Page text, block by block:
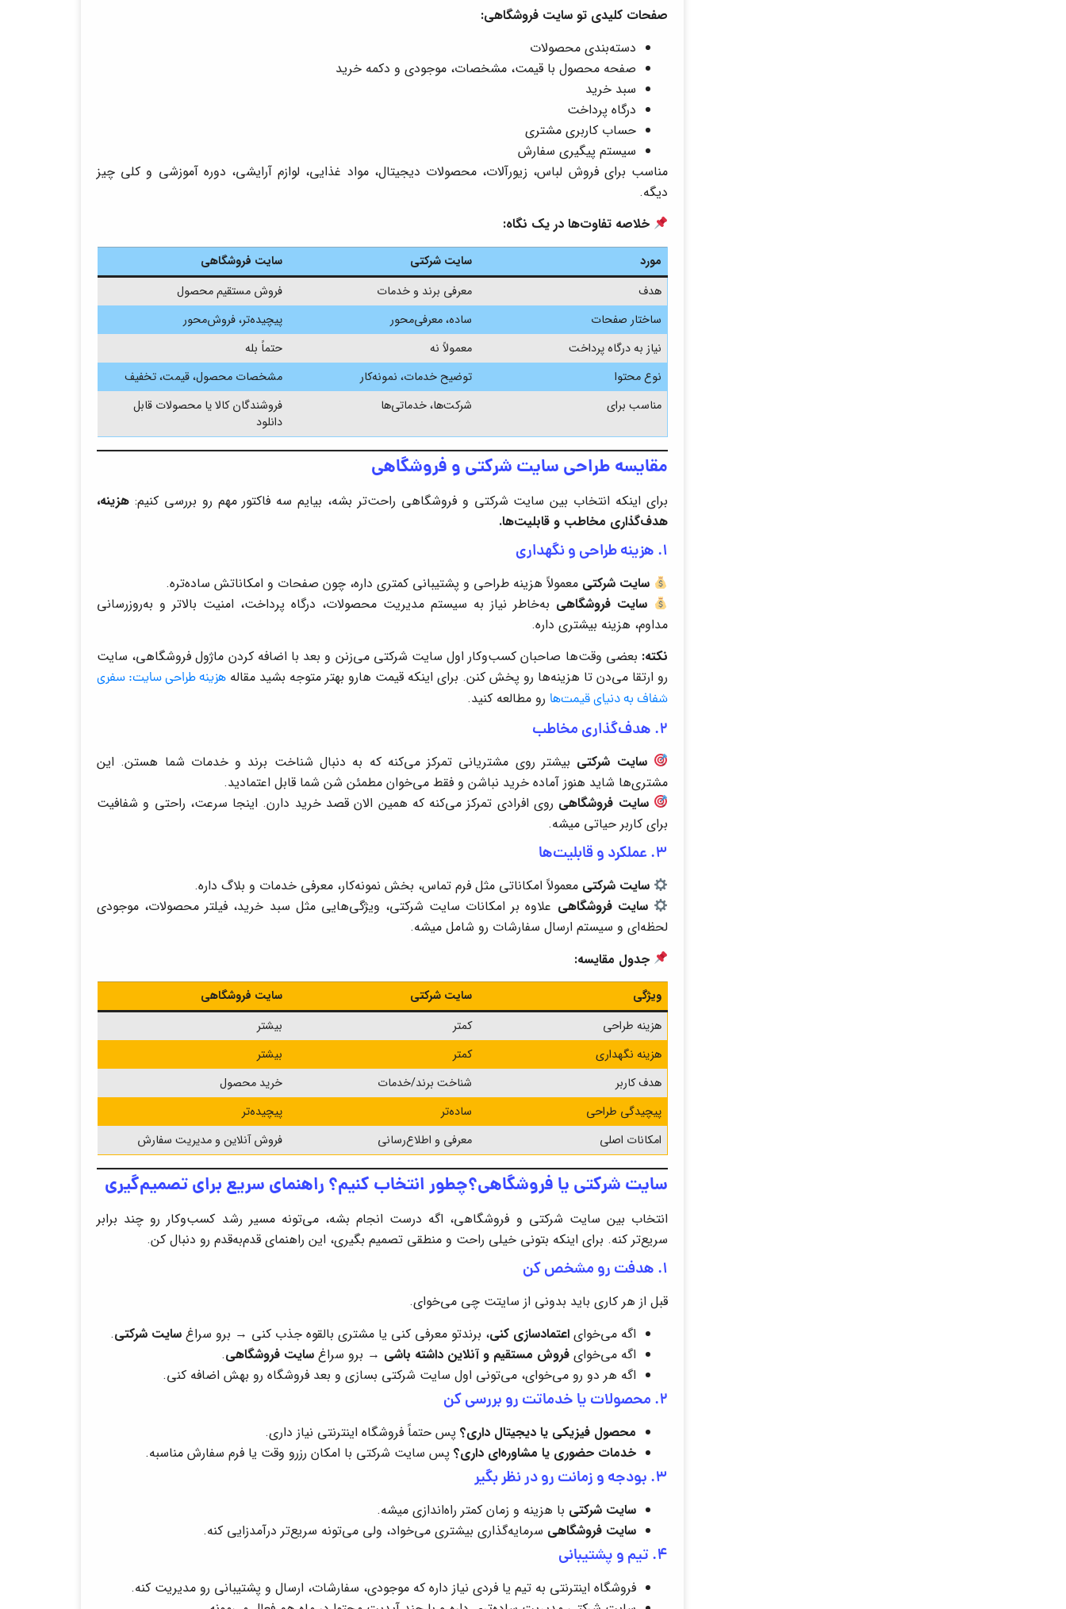
صفحات کلیدی تو سایت فروشگاهی:
دسته‌بندی محصولات
صفحه محصول با قیمت، مشخصات، موجودی و دکمه خرید
سبد خرید
درگاه پرداخت
حساب کاربری مشتری
سیستم پیگیری سفارش
مناسب برای فروش لباس، زیورآلات، محصولات دیجیتال، مواد غذایی، لوازم آرایشی، دوره آموزشی و کلی چیز
دیگه.
خلاصه تفاوت‌ها در یک نگاه:
مورد سایت شرکتی
سایت فروشگاهی
هدف
معرفی برند و خدمات
فروش مستقیم محصول
ساختار صفحات
ساده، معرفی‌محور
پیچیده‌تر، فروش‌محور
نیاز به درگاه پرداخت
معمولاً نه
حتماً بله
نوع محتوا
توضیح خدمات، نمونه‌کار
مشخصات محصول، قیمت، تخفیف
مناسب برای
شرکت‌ها، خدماتی‌ها
فروشندگان کالا یا محصولات قابل
دانلود
مقایسه طراحی سایت شرکتی و فروشگاهی
برای اینکه انتخاب بین سایت شرکتی و فروشگاهی راحت‌تر بشه، بیایم سه فاکتور مهم رو بررسی کنیم: هزینه،
هدف‌گذاری مخاطب و قابلیت‌ها.
۱. هزینه طراحی و نگهداری
سایت شرکتی معمولاً هزینه طراحی و پشتیبانی کمتری داره، چون صفحات و امکاناتش ساده‌تره.
سایت فروشگاهی به‌خاطر نیاز به سیستم مدیریت محصولات، درگاه پرداخت، امنیت بالاتر و به‌روزرسانی
مداوم، هزینه بیشتری داره.
نکته: بعضی وقت‌ها صاحبان کسب‌وکار اول سایت شرکتی می‌زنن و بعد با اضافه کردن ماژول فروشگاهی، سایت
رو ارتقا می‌دن تا هزینه‌ها رو پخش کنن. برای اینکه قیمت هارو بهتر متوجه بشید مقاله هزینه طراحی سایت: سفری
شفاف به دنیای قیمت‌ها رو مطالعه کنید.
۲. هدف‌گذاری مخاطب
سایت شرکتی بیشتر روی مشتریانی تمرکز می‌کنه که به دنبال شناخت برند و خدمات شما هستن. این
مشتری‌ها شاید هنوز آماده خرید نباشن و فقط می‌خوان مطمئن شن شما قابل اعتمادید.
سایت فروشگاهی روی افرادی تمرکز می‌کنه که همین الان قصد خرید دارن. اینجا سرعت، راحتی و شفافیت
برای کاربر حیاتی میشه.
۳. عملکرد و قابلیت‌ها
سایت شرکتی معمولاً امکاناتی مثل فرم تماس، بخش نمونه‌کار، معرفی خدمات و بلاگ داره.
سایت فروشگاهی علاوه بر امکانات سایت شرکتی، ویژگی‌هایی مثل سبد خرید، فیلتر محصولات، موجودی
لحظه‌ای و سیستم ارسال سفارشات رو شامل میشه.
جدول مقایسه:
ویژگی سایت شرکتی
سایت فروشگاهی
هزینه طراحی
کمتر
بیشتر
هزینه نگهداری
کمتر
بیشتر
هدف کاربر
شناخت برند/خدمات
خرید محصول
پیچیدگی طراحی
ساده‌تر
پیچیده‌تر
امکانات اصلی
معرفی و اطلاع‌رسانی فروش آنلاین و مدیریت سفارش
سایت شرکتی یا فروشگاهی؟چطور انتخاب کنیم؟ راهنمای سریع برای تصمیم‌گیری
انتخاب بین سایت شرکتی و فروشگاهی، اگه درست انجام بشه، می‌تونه مسیر رشد کسب‌وکار رو چند برابر
سریع‌تر کنه. برای اینکه بتونی خیلی راحت و منطقی تصمیم بگیری، این راهنمای قدم‌به‌قدم رو دنبال کن.
۱. هدفت رو مشخص کن
قبل از هر کاری باید بدونی از سایتت چی می‌خوای.
اگه می‌خوای اعتمادسازی کنی، برندتو معرفی کنی یا مشتری بالقوه جذب کنی → برو سراغ سایت شرکتی.
اگه می‌خوای فروش مستقیم و آنلاین داشته باشی → برو سراغ سایت فروشگاهی.
اگه هر دو رو می‌خوای، می‌تونی اول سایت شرکتی بسازی و بعد فروشگاه رو بهش اضافه کنی.
۲. محصولات یا خدماتت رو بررسی کن
محصول فیزیکی یا دیجیتال داری؟پس حتماً فروشگاه اینترنتی نیاز داری.
خدمات حضوری یا مشاوره‌ای داری؟پس سایت شرکتی با امکان رزرو وقت یا فرم سفارش مناسبه.
۳. بودجه و زمانت رو در نظر بگیر
سایت شرکتی با هزینه و زمان کمتر راه‌اندازی میشه.
سایت فروشگاهی سرمایه‌گذاری بیشتری می‌خواد، ولی می‌تونه سریع‌تر درآمدزایی کنه.
۴. تیم و پشتیبانی
فروشگاه اینترنتی به تیم یا فردی نیاز داره که موجودی، سفارشات، ارسال و پشتیبانی رو مدیریت کنه.